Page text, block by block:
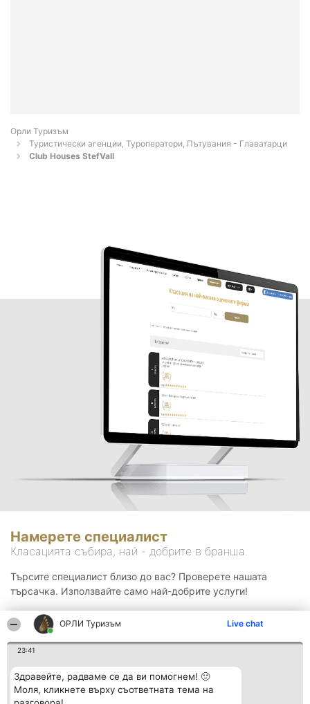
ОРЛИ Туризъм Live chat
23:41
Здравейте, радваме се да ви помогнем! 🙂
Моля, кликнете върху съответната тема на
Орли Туризъм
Туристически агенции, Туроператори, Пътувания - Главатарци
Club Houses StefVall
Намерете специалист
Класацията събира, най - добрите в бранша.
Търсите специалист близо до вас? Проверете нашата
търсачка. Използвайте само най-добрите услуги!